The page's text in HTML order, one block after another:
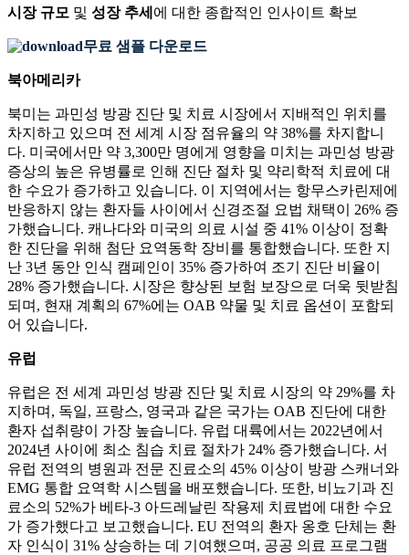
시장 규모 및 성장 추세 에 대한 종합적인 인사이트 확보
무료 샘플 다운로드
북아메리카
북미는 과민성 방광 진단 및 치료 시장에서 지배적인 위치를
차지하고 있으며 전 세계 시장 점유율의 약 38%를 차지합니
다. 미국에서만 약 3,300만 명에게 영향을 미치는 과민성 방광
증상의 높은 유병률로 인해 진단 절차 및 약리학적 치료에 대
한 수요가 증가하고 있습니다. 이 지역에서는 항무스카린제에
반응하지 않는 환자들 사이에서 신경조절 요법 채택이 26% 증
가했습니다. 캐나다와 미국의 의료 시설 중 41% 이상이 정확
한 진단을 위해 첨단 요역동학 장비를 통합했습니다. 또한 지
난 3년 동안 인식 캠페인이 35% 증가하여 조기 진단 비율이
28% 증가했습니다. 시장은 향상된 보험 보장으로 더욱 뒷받침
되며, 현재 계획의 67%에는 OAB 약물 및 치료 옵션이 포함되
어 있습니다.
유럽
유럽은 전 세계 과민성 방광 진단 및 치료 시장의 약 29%를 차
지하며, 독일, 프랑스, ​​영국과 같은 국가는 OAB 진단에 대한
환자 섭취량이 가장 높습니다. 유럽 ​​대륙에서는 2022년에서
2024년 사이에 최소 침습 치료 절차가 24% 증가했습니다. 서
유럽 전역의 병원과 전문 진료소의 45% 이상이 방광 스캐너와
EMG 통합 요역학 시스템을 배포했습니다. 또한, 비뇨기과 진
료소의 52%가 베타-3 아드레날린 작용제 치료법에 대한 수요
가 증가했다고 보고했습니다. EU 전역의 환자 옹호 단체는 환
자 인식이 31% 상승하는 데 기여했으며, 공공 의료 프로그램